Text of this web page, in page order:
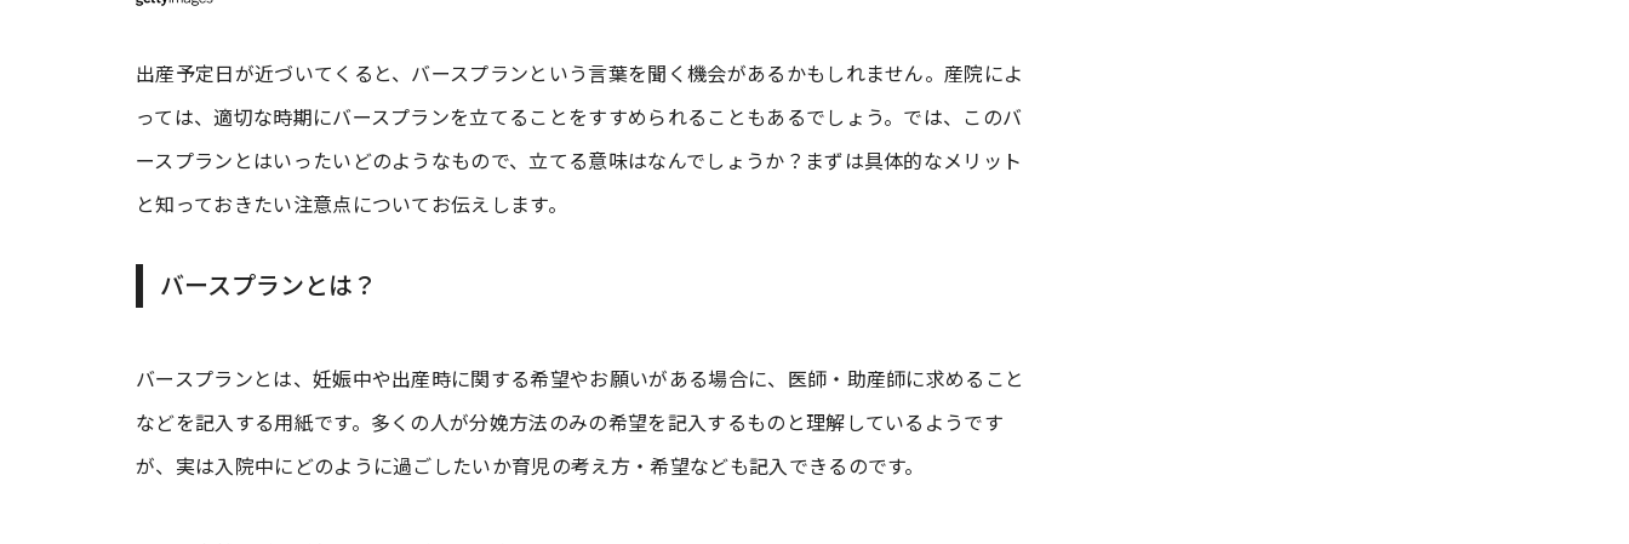
出産予定日が近づいてくると、バースプランという言葉を聞く機会があるかもしれません。産院によ
っては、適切な時期にバースプランを立てることをすすめられることもあるでしょう。では、このバ
ースプランとはいったいどのようなもので、立てる意味はなんでしょうか？まずは具体的なメリット
と知っておきたい注意点についてお伝えします。
バースプランとは？
バースプランとは、妊娠中や出産時に関する希望やお願いがある場合に、医師・助産師に求めること
などを記入する用紙です。多くの人が分娩方法のみの希望を記入するものと理解しているようです
が、実は入院中にどのように過ごしたいか育児の考え方・希望なども記入できるのです。